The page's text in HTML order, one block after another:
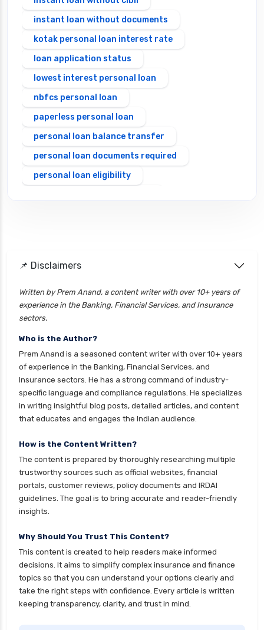
instant loan without documents
kotak personal loan interest rate
loan application status
lowest interest personal loan
nbfcs personal loan
paperless personal loan
personal loan balance transfer
personal loan documents required
personal loan eligibility
personal loan eligibility hdfc
personal loan eligibility idfc
personal loan eligibility incred
personal loan eligibility indusind bank
personal loan eligibility kotak
personal loan eligibility shriram
personal loan eligibility tata capital
personal loan eligibility yes bank
personal loan for ca
personal loan for defence personnel
personal loan for home renovation
personal loan for it professionals
personal loan for marriage
personal loan for nri
📌 Disclaimers
Written by Prem Anand, a content writer with over 10+ years of
experience in the Banking, Financial Services, and Insurance
sectors.
Who is the Author?
Prem Anand is a seasoned content writer with over 10+ years
of experience in the Banking, Financial Services, and
Insurance sectors. He has a strong command of industry-
specific language and compliance regulations. He specializes
in writing insightful blog posts, detailed articles, and content
that educates and engages the Indian audience.
How is the Content Written?
The content is prepared by thoroughly researching multiple
trustworthy sources such as official websites, financial
portals, customer reviews, policy documents and IRDAI
guidelines. The goal is to bring accurate and reader-friendly
insights.
Why Should You Trust This Content?
This content is created to help readers make informed
decisions. It aims to simplify complex insurance and finance
topics so that you can understand your options clearly and
take the right steps with confidence. Every article is written
keeping transparency, clarity, and trust in mind.